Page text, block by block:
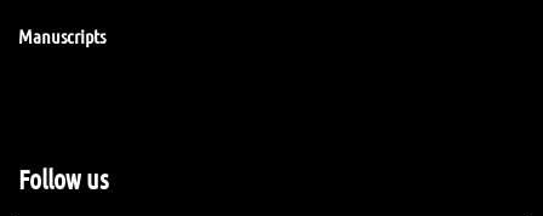
Manuscripts
Follow us